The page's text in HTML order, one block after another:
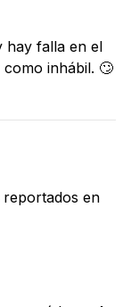
hay falla en el
inhábil. 🙄
en